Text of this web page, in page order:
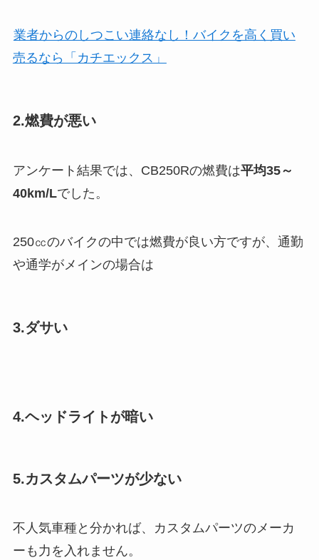
業者からのしつこい連絡なし！バイクを高く買い
売るなら「カチエックス」
2.燃費が悪い
アンケート結果では、CB250Rの燃費は平均35～
40km/Lでした。
250㏄のバイクの中では燃費が良い方ですが、通勤
や通学がメインの場合は
3.ダサい
4.ヘッドライトが暗い
5.カスタムパーツが少ない
不人気車種と分かれば、カスタムパーツのメーカ
ーも力を入れません。